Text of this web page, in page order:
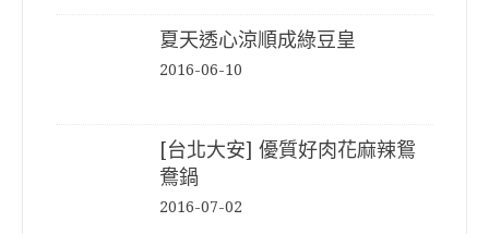
夏天透心涼順成綠豆皇
2016-06-10
[台北大安] 優質好肉花麻辣鴛
鴦鍋
2016-07-02